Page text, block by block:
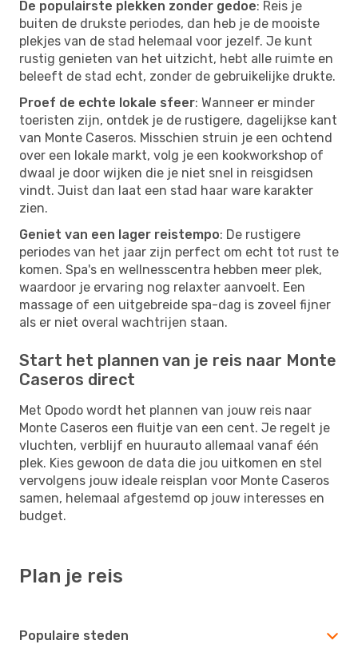
De populairste plekken zonder gedoe: Reis je
buiten de drukste periodes, dan heb je de mooiste
plekjes van de stad helemaal voor jezelf. Je kunt
rustig genieten van het uitzicht, hebt alle ruimte en
beleeft de stad echt, zonder de gebruikelijke drukte.
Proef de echte lokale sfeer: Wanneer er minder
toeristen zijn, ontdek je de rustigere, dagelijkse kant
van Monte Caseros. Misschien struin je een ochtend
over een lokale markt, volg je een kookworkshop of
dwaal je door wijken die je niet snel in reisgidsen
vindt. Juist dan laat een stad haar ware karakter
zien.
Geniet van een lager reistempo: De rustigere
periodes van het jaar zijn perfect om echt tot rust te
komen. Spa's en wellnesscentra hebben meer plek,
waardoor je ervaring nog relaxter aanvoelt. Een
massage of een uitgebreide spa-dag is zoveel fijner
als er niet overal wachtrijen staan.
Start het plannen van je reis naar Monte
Caseros direct
Met Opodo wordt het plannen van jouw reis naar
Monte Caseros een fluitje van een cent. Je regelt je
vluchten, verblijf en huurauto allemaal vanaf één
plek. Kies gewoon de data die jou uitkomen en stel
vervolgens jouw ideale reisplan voor Monte Caseros
samen, helemaal afgestemd op jouw interesses en
budget.
Plan je reis
Populaire steden